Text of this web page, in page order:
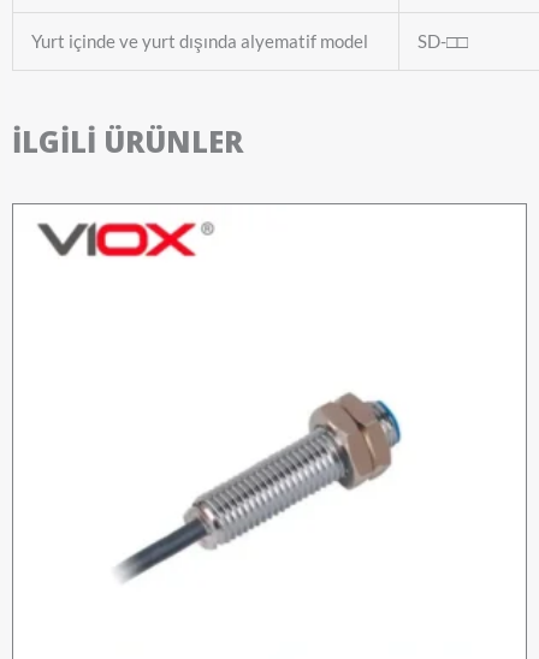
Yurt içinde ve yurt dışında alyematif model SD-□□
İLGILI ÜRÜNLER